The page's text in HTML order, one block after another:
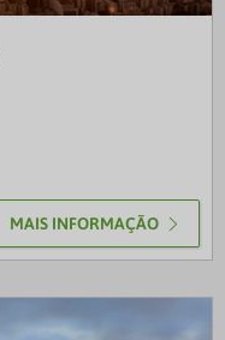
MAIS INFORMAÇÃO